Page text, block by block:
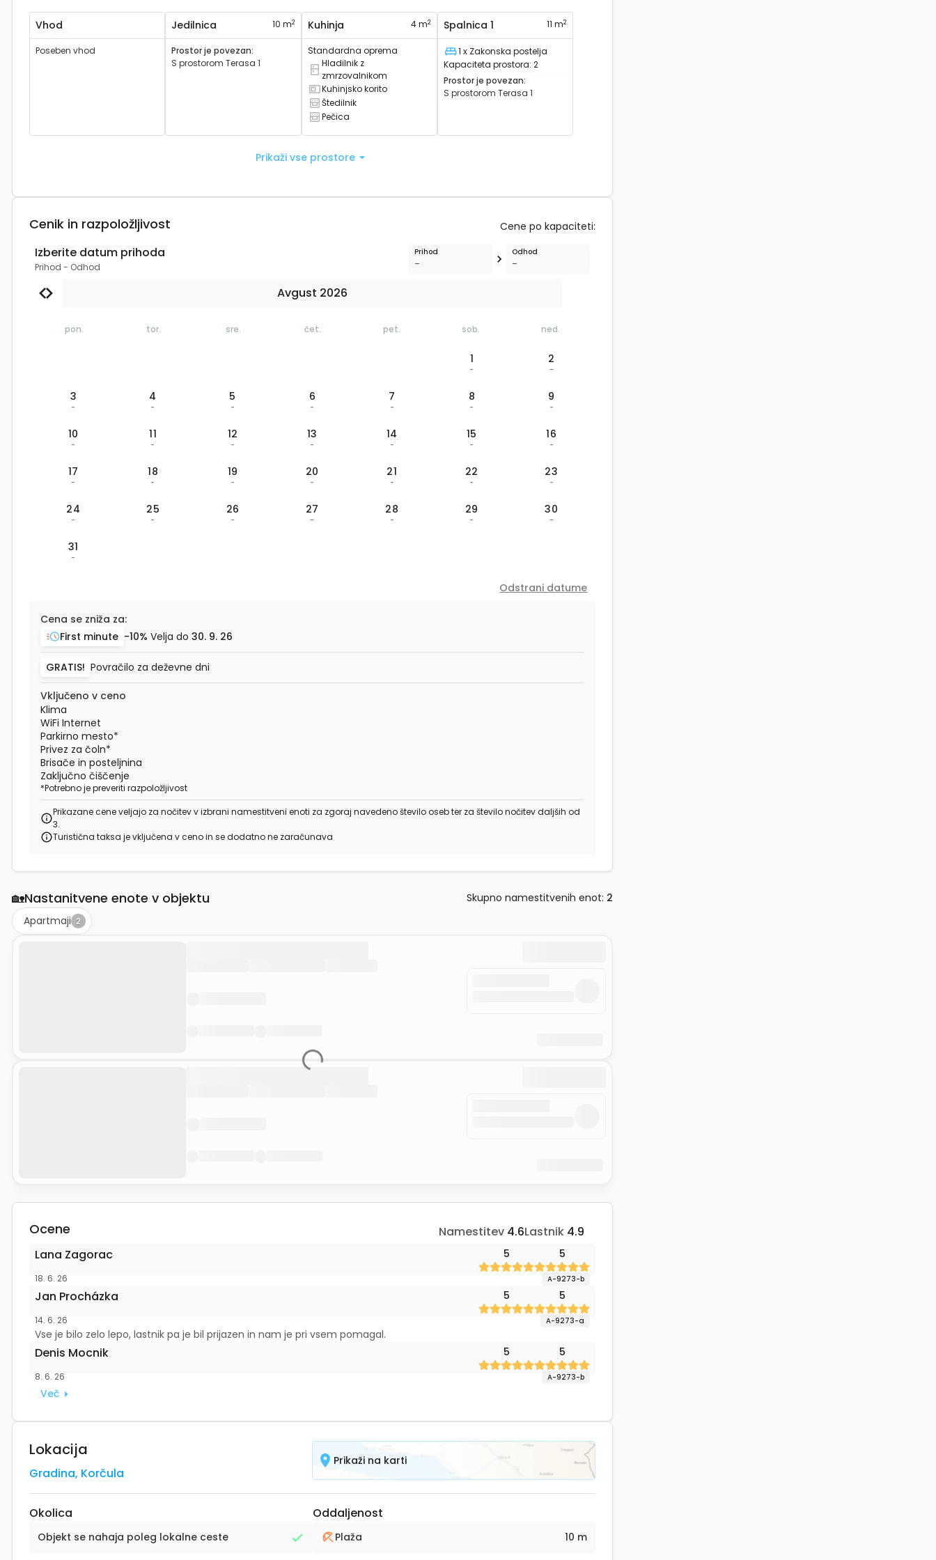
Vhod
Poseben vhod
Jedilnica 10 m2
Prostor je povezan:
S prostorom Terasa 1
Kuhinja 4 m2
Standardna oprema
Kombinirani hladilnik na voljo
Hladilnik z
zmrzovalnikom
Pomivalno korito na voljo
Kuhinjsko korito
Štedilnik na voljo
Štedilnik
Pečica na voljo
Pečica
Spalnica 1 11 m2
Ležišče1 x Zakonska postelja
Kapaciteta prostora: 2
Prostor je povezan:
S prostorom Terasa 1
Prikaži vse prostore
Cenik in razpoložljivost Cene po kapaciteti:
Izberite datum prihoda
Prihod - Odhod
Prihod
-
Odhod
-
Avgust 2026
pon. tor. sre. čet. pet. sob. ned.
1
-
2
-
3
-
4
-
5
-
6
-
7
-
8
-
9
-
10
-
11
-
12
-
13
-
14
-
15
-
16
-
17
-
18
-
19
-
20
-
21
-
22
-
23
-
24
-
25
-
26
-
27
-
28
-
29
-
30
-
31
-
Odstrani datume
Cena se zniža za:
First minute -10% Velja do 30. 9. 26
GRATIS! Povračilo za deževne dni
Vključeno v ceno
Klima
WiFi Internet
Parkirno mesto*
Privez za čoln*
Brisače in posteljnina
Zaključno čiščenje
*Potrebno je preveriti razpoložljivost
Prikazane cene veljajo za nočitev v izbrani namestitveni enoti za zgoraj navedeno število oseb ter za število nočitev daljših od
3.
Turistična taksa je vključena v ceno in se dodatno ne zaračunava
🏡Nastanitvene enote v objektu Skupno namestitvenih enot: 2
Apartmaji 2
Ocene Namestitev 4.6Lastnik 4.9
Lana Zagorac
5 5
18. 6. 26 A-9273-b
Jan Procházka 5 5
14. 6. 26 A-9273-a
Vse je bilo zelo lepo, lastnik pa je bil prijazen in nam je pri vsem pomagal.
Denis Mocnik 5 5
8. 6. 26 A-9273-b
Več
Lokacija
Gradina, Korčula
Prikaži na karti
Okolica
Objekt se nahaja poleg lokalne ceste
Oddaljenost
Plaža 10 m